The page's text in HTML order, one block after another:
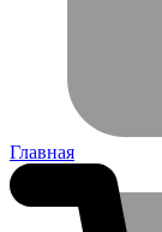
Главная